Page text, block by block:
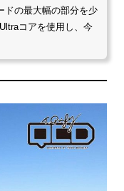
ドの最大幅の部分を少
コアを使用し、今